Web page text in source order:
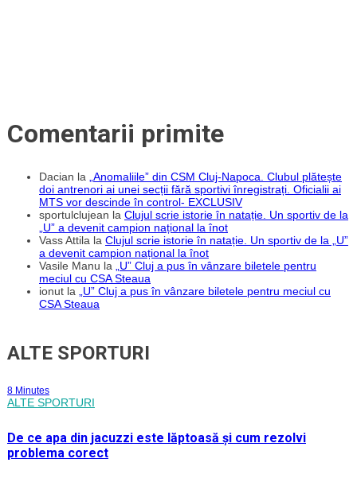
Comentarii primite
Dacian la
„Anomaliile” din CSM Cluj-Napoca. Clubul plătește
doi antrenori ai unei secții fără sportivi înregistrați. Oficialii ai
MTS vor descinde în control- EXCLUSIV
sportulclujean la Clujul scrie istorie în natație. Un sportiv de la
„U” a devenit campion național la înot
Vass Attila la Clujul scrie istorie în natație. Un sportiv de la „U”
a devenit campion național la înot
Vasile Manu la
„U” Cluj a pus în vânzare biletele pentru
meciul cu CSA Steaua
ionut la
„U” Cluj a pus în vânzare biletele pentru meciul cu
CSA Steaua
ALTE SPORTURI
8 Minutes
ALTE SPORTURI
De ce apa din jacuzzi este lăptoasă și cum rezolvi
problema corect